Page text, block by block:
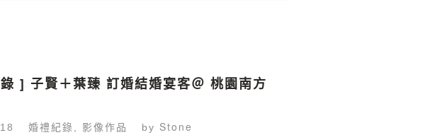
] 子賢＋葉臻 訂婚結婚宴客＠ 桃園南方
婚禮紀錄, 影像作品 by Stone